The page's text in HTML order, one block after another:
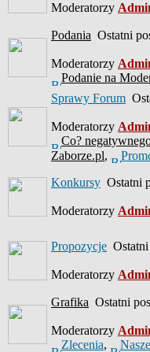
Moderatorzy
Podania Ostatni
Moderatorzy
Podanie na
Sprawy Forum
Moderatorzy
Co?
Zaborze.pl,
Konkursy Ostatni
Moderatorzy
Propozycje
Moderatorzy
Grafika Ostatni
Moderatorzy
Zlecenia,